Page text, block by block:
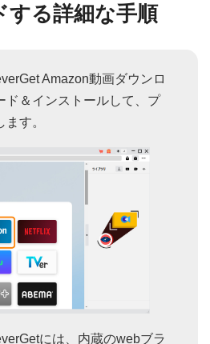
する詳細な手順
Amazon動画ダウンロ
ド＆インストールして、プ
す。
には、内蔵のwebブラ